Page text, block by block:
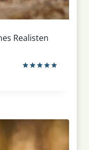
Realisten